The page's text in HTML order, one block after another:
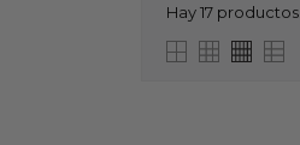
Hay 17 productos.